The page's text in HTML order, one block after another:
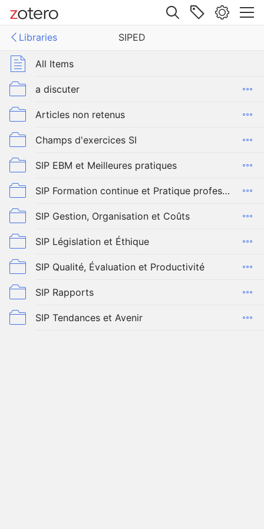
Site navigation
Libraries
SIPED
Web libraryAll Items
a discuter
Articles non retenus
Champs d'exercices SI
SIP EBM et Meilleures pratiques
SIP Formation continue et Pratique professionnelle
SIP Gestion, Organisation et Coûts
SIP Législation et Éthique
SIP Qualité, Évaluation et Productivité
SIP Rapports
SIP Tendances et Avenir